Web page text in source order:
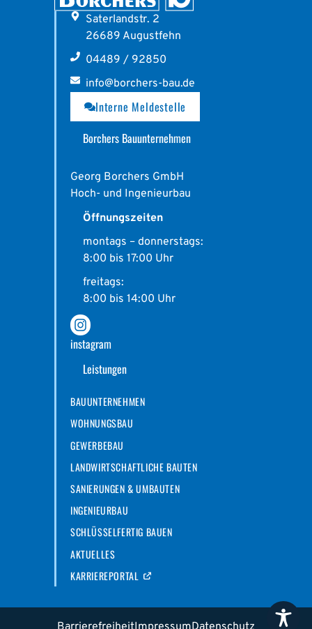
Saterlandstr. 2
26689 Augustfehn
04489 / 92850
info@borchers-bau.de
Interne Meldestelle
Borchers Bauunternehmen
Georg Borchers GmbH
Hoch- und Ingenieurbau
Öffnungszeiten
montags – donnerstags:
8:00 bis 17:00 Uhr
freitags:
8:00 bis 14:00 Uhr
instagram
Leistungen
BAUUNTERNEHMEN
WOHNUNGSBAU
GEWERBEBAU
LANDWIRTSCHAFTLICHE BAUTEN
SANIERUNGEN & UMBAUTEN
INGENIEURBAU
SCHLÜSSELFERTIG BAUEN
AKTUELLES
KARRIEREPORTAL